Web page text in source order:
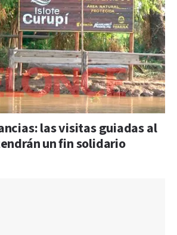
las visitas guiadas al
un fin solidario